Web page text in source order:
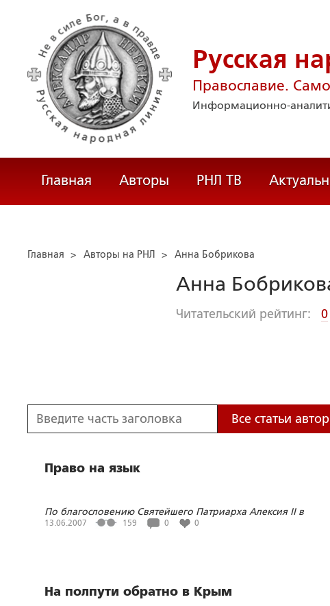
Русская
Православие.
Информационно-
Главная Авторы РНЛ ТВ
Главная > Авторы на РНЛ > Анна Бобрикова
Анна
Читательский рейтинг: 0
Все статьи
Право на язык
По благословению Святейшего Патриарха Алексия II в
Москве проходит фестиваль русского языка и культуры
13.06.2007 159 0 0
На полпути обратно в Крым